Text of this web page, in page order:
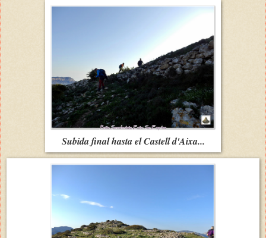
Subida final hasta el Castell d'Aixa...